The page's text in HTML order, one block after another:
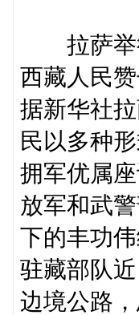
拉萨举
西藏人民
据新华社
民以多种
拥军优属
放军和武
下的丰功伟
驻藏部队
边境公路